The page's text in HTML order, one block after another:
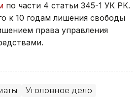
по части 4 статьи 345-1 УК РК.
к 10 годам лишения свободы
права управления
Уголовное дело